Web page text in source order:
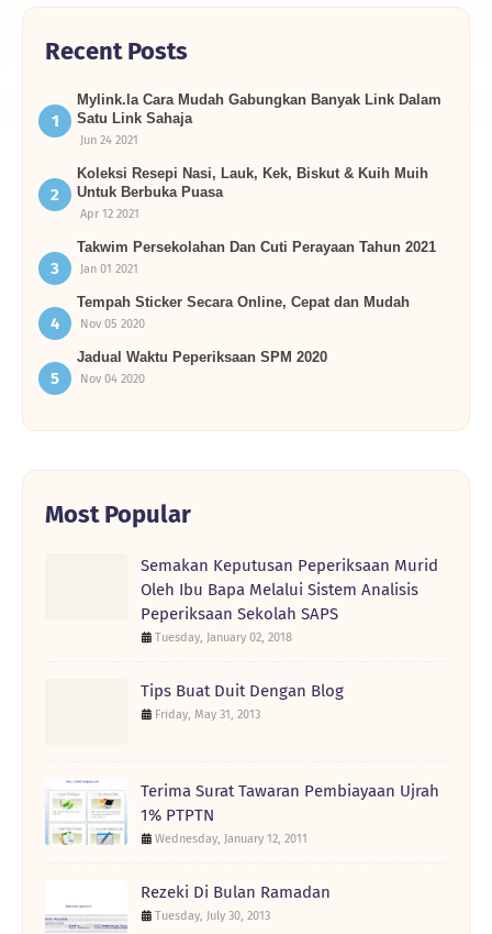
Recent Posts
Mylink.la Cara Mudah Gabungkan Banyak Link Dalam
Satu Link Sahaja
Jun 24 2021
Koleksi Resepi Nasi, Lauk, Kek, Biskut & Kuih Muih
Untuk Berbuka Puasa
Apr 12 2021
Takwim Persekolahan Dan Cuti Perayaan Tahun 2021
Jan 01 2021
Tempah Sticker Secara Online, Cepat dan Mudah
Nov 05 2020
Jadual Waktu Peperiksaan SPM 2020
Nov 04 2020
Most Popular
Semakan Keputusan Peperiksaan Murid
Oleh Ibu Bapa Melalui Sistem Analisis
Peperiksaan Sekolah SAPS
Tuesday, January 02, 2018
Tips Buat Duit Dengan Blog
Friday, May 31, 2013
Terima Surat Tawaran Pembiayaan Ujrah
1% PTPTN
Wednesday, January 12, 2011
Rezeki Di Bulan Ramadan
Tuesday, July 30, 2013